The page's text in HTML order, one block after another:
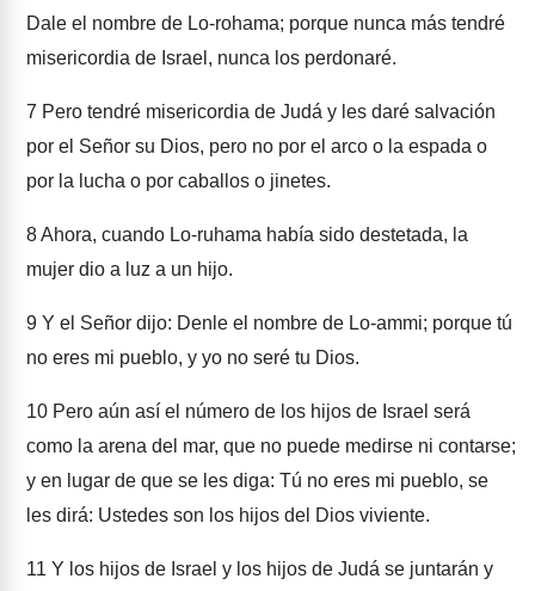
Dale el nombre de Lo-rohama; porque nunca más tendré
misericordia de Israel, nunca los perdonaré.
7 Pero tendré misericordia de Judá y les daré salvación
por el Señor su Dios, pero no por el arco o la espada o
por la lucha o por caballos o jinetes.
8Ahora, cuando Lo-ruhama había sido destetada, la
mujer dio a luz a un hijo.
9 Y el Señor dijo: Denle el nombre de Lo-ammi; porque tú
no eres mi pueblo, y yo no seré tu Dios.
10 Pero aún así el número de los hijos de Israel será
como la arena del mar, que no puede medirse ni contarse;
y en lugar de que se les diga: Tú no eres mi pueblo, se
les dirá: Ustedes son los hijos del Dios viviente.
11 Y los hijos de Israel y los hijos de Judá se juntarán y